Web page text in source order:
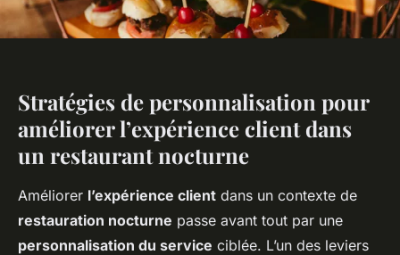
Stratégies de personnalisation pour
améliorer l’expérience client dans
un restaurant nocturne
Améliorer l’expérience client dans un contexte de
restauration nocturne passe avant tout par une
personnalisation du service ciblée. L’un des leviers